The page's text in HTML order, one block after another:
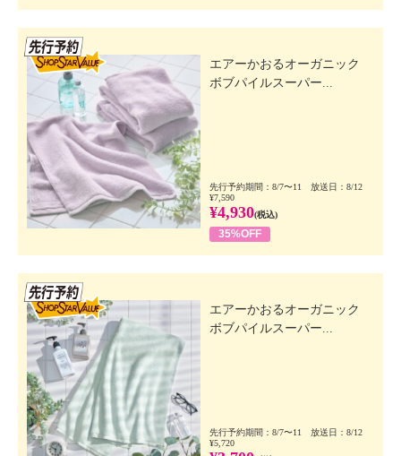
エアーかおるオーガニック
ボブパイルスーパー...
先行予約期間：8/7〜11 放送日：8/12
¥7,590
¥4,930(税込)
35%OFF
エアーかおるオーガニック
ボブパイルスーパー...
先行予約期間：8/7〜11 放送日：8/12
¥5,720